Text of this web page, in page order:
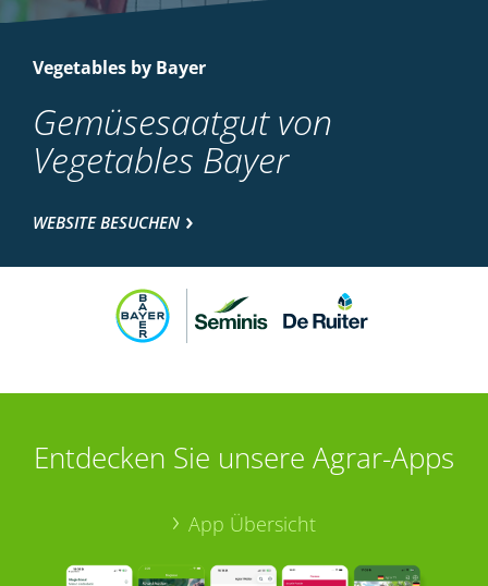
Vegetables by Bayer
Gemüsesaatgut von
Vegetables Bayer
WEBSITE BESUCHEN
Entdecken Sie unsere Agrar-Apps
App Übersicht